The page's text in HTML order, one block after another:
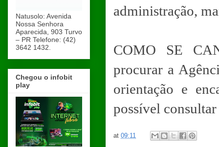
administração,
COMO SE
procurar a
orientação e
possível consultar
at 09:11
Natusolo: Avenida
Nossa Senhora
Aparecida, 903 Turvo
– PR Telefone: (42)
3642 1432.
Chegou o infobit
play